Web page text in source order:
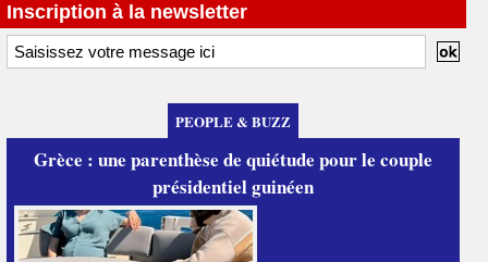
Inscription à la newsletter
PEOPLE & BUZZ
Grèce : une parenthèse de quiétude pour le couple
présidentiel guinéen